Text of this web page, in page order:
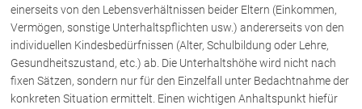
einerseits von den Lebensverhältnissen beider Eltern (Einkommen,
Vermögen, sonstige Unterhaltspflichten usw.) andererseits von den
individuellen Kindesbedürfnissen (Alter, Schulbildung oder Lehre,
Gesundheitszustand, etc.) ab. Die Unterhaltshöhe wird nicht nach
fixen Sätzen, sondern nur für den Einzelfall unter Bedachtnahme der
konkreten Situation ermittelt. Einen wichtigen Anhaltspunkt hiefür